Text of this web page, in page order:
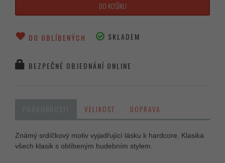
DO KOŠÍKU
DO OBLÍBENÝCH SKLADEM
BEZPEČNÉ OBJEDNÁNÍ ONLINE
PODROBNOSTI VELIKOST DOPRAVA
Známý srdíčkový motiv vyjadřující lásku k hardcore. Klasika
všech klasik s oblíbeným hudebním stylem.